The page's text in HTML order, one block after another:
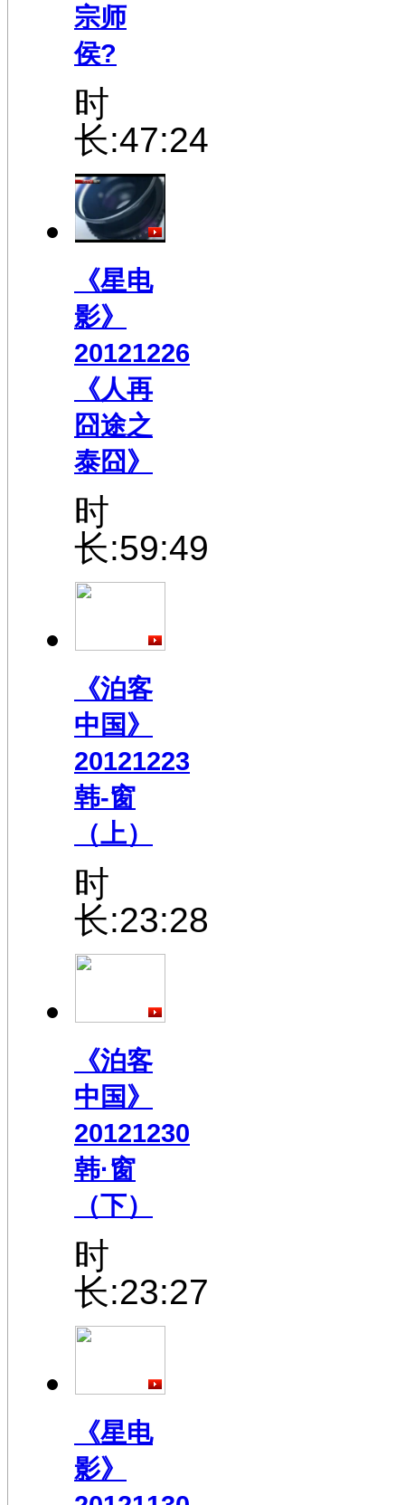
宗师
侯?
时
长:47:24
《星电
影》
20121226
《人再
囧途之
泰囧》
时
长:59:49
《泊客
中国》
20121223
韩-窗
（上）
时
长:23:28
《泊客
中国》
20121230
韩·窗
（下）
时
长:23:27
《星电
影》